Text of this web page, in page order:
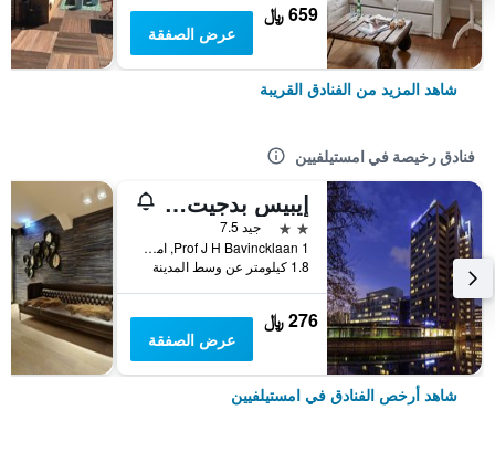
659 ﷼
عرض الصفقة
شاهد المزيد من الفنادق القريبة
فنادق رخيصة في امستيلفيين
إيبيس بدجيت أمستردام سيتي ساوث
2 نجمتين
جيد 7.5
Prof J H Bavincklaan 1, امستيلفيين, مقاطعة شمال هولندا, هولندا
1.8 كيلومتر عن وسط المدينة
276 ﷼
عرض الصفقة
شاهد أرخص الفنادق في امستيلفيين